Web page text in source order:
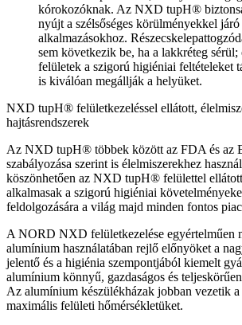
kórokozóknak. Az NXD tupH®
nyújt a szélsőséges körülményekkel
alkalmazásokhoz.
sem következik be, ha a lakkréteg
felületek a szigorú higiéniai feltételeket
is kiválóan megállják a helyüket.
NXD tupH® felületkezeléssel ellátott,
hajtásrendszerek
Az NXD tupH® többek között az FDA és az
szabályozása szerint is élelmiszerekhez
köszönhetően az NXD tupH® felülettel
alkalmasak a szigorú higiéniai
feldolgozására a világ majd minden fontos
A NORD NXD felületkezelése egyértelműen
alumínium használatában rejlő előnyöket a
jelentő és a higiénia szempontjából kiemelt
alumínium könnyű, gazdaságos és
Az alumínium készülékházak jobban vezetik
maximális felületi hőmérsékletüket.